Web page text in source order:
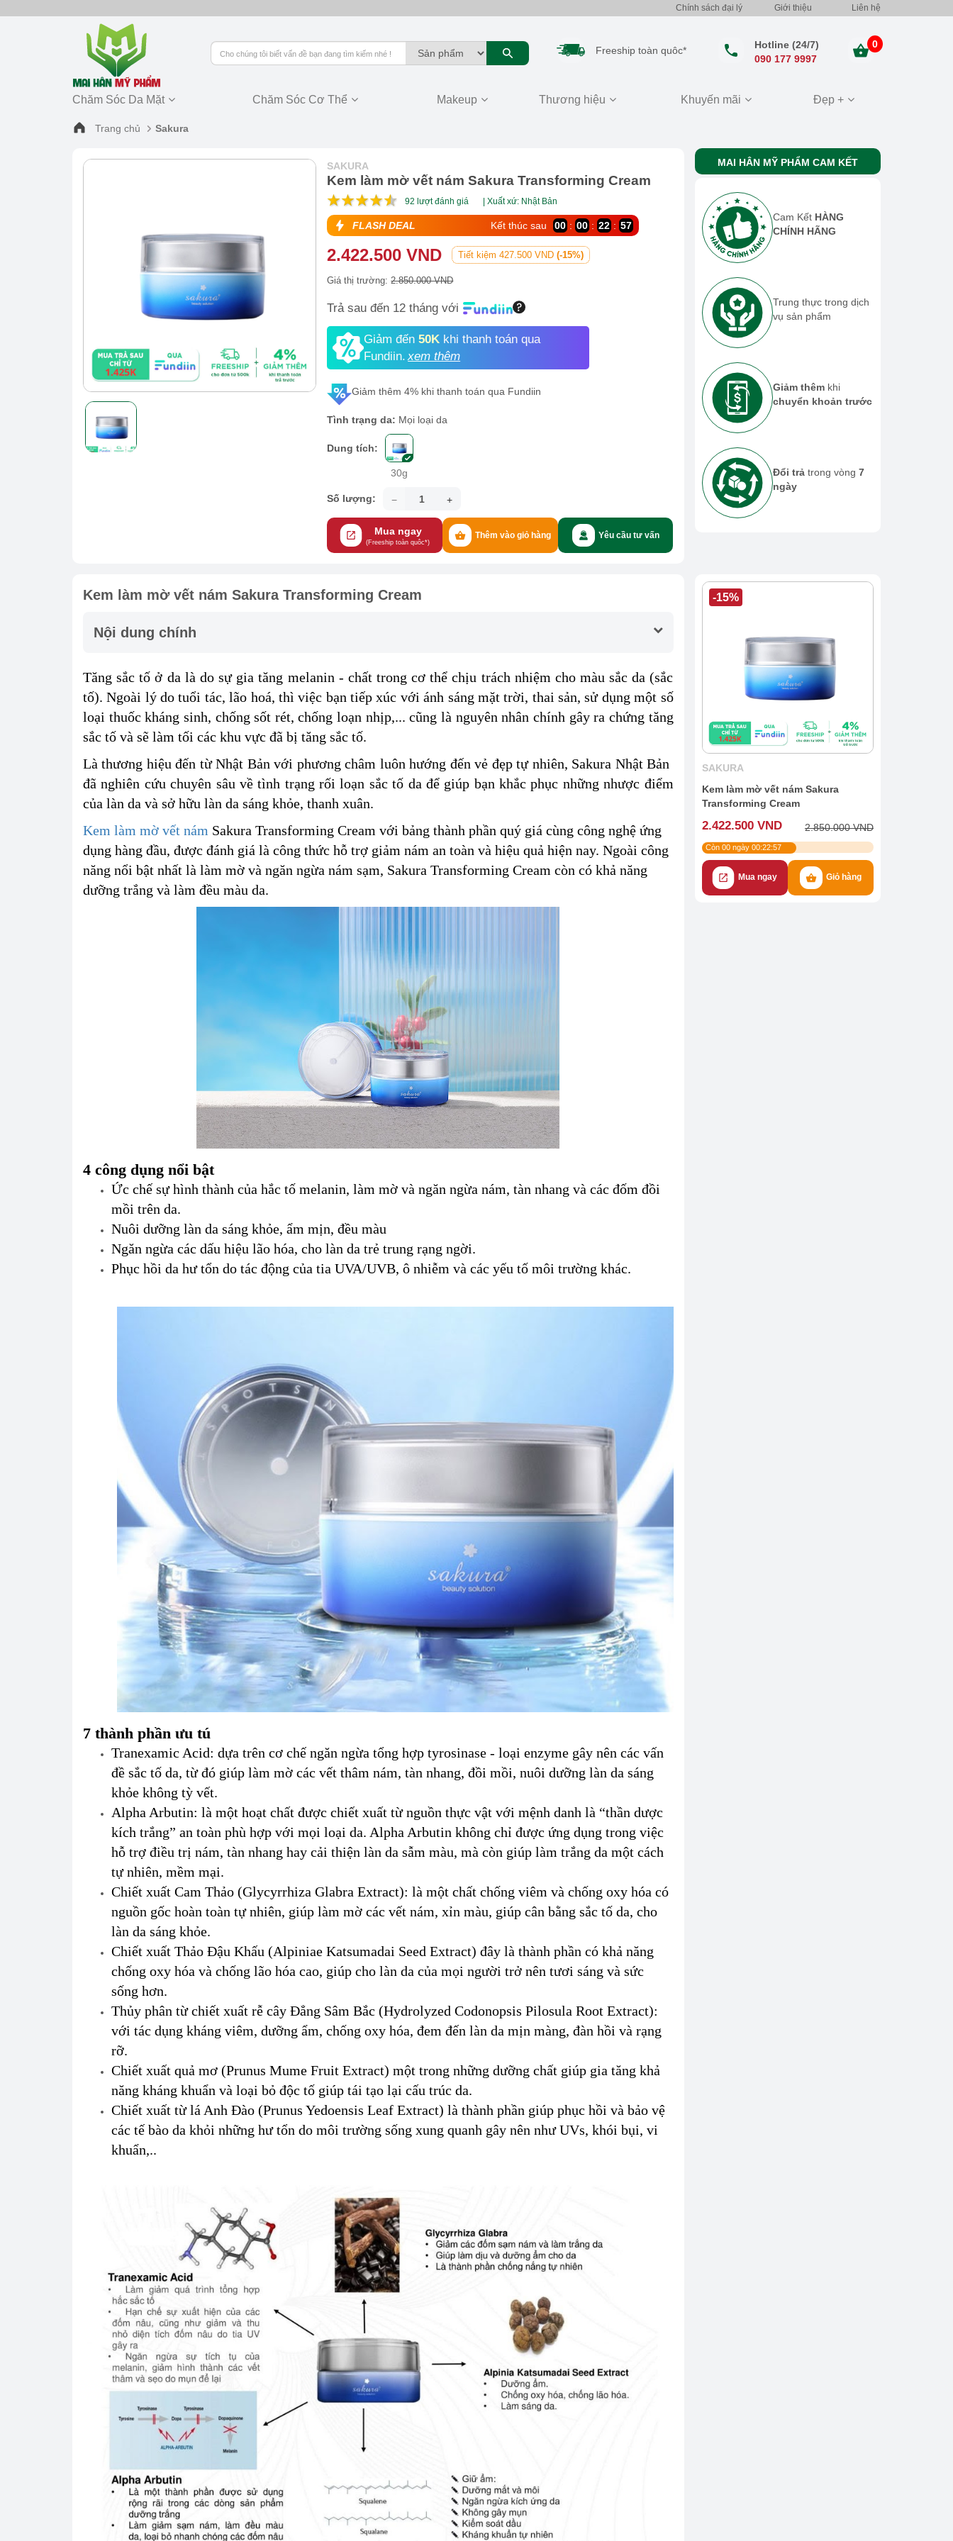
Chính sách đại lý Giới thiệu Liên hệ
Freeship toàn quôc*
Hotline (24/7)
090 177 9997
0
Chăm Sóc Da Mặt Chăm Sóc Cơ Thể Makeup Thương hiệu Khuyến mãi Đẹp +
Trang chủ Sakura
SAKURA
Kem làm mờ vết nám Sakura Transforming Cream
92 lượt đánh giá | Xuất xứ: Nhật Bản
FLASH DEAL Kết thúc sau 00 : 00 : 22 : 55
2.422.500 VND Tiết kiệm 427.500 VND(-15%)
Giá thị trường:2.850.000 VND
Trả sau đến 12 tháng với
Giảm đến 50K khi thanh toán qua
Fundiin. xem thêm
Giảm thêm 4% khi thanh toán qua Fundiin
Tình trạng da: Mọi loại da
Dung tích:
30g
Số lượng:
Mua ngay
(Freeship toàn quôc*)
Thêm vào giỏ hàng Yêu cầu tư vấn
MAI HÂN MỸ PHẨM CAM KẾT
Cam Kết HÀNG
CHÍNH HÃNG
Trung thực trong dịch
vụ sản phẩm
Giảm thêmkhi
chuyển khoản trước
Đổi trảtrong vòng 7
ngày
Kem làm mờ vết nám Sakura Transforming Cream
Nội dung chính
Tăng sắc tố ở da là do sự gia tăng melanin - chất trong cơ thể chịu trách nhiệm cho màu sắc da (sắc
tố). Ngoài lý do tuổi tác, lão hoá, thì việc bạn tiếp xúc với ánh sáng mặt trời, thai sản, sử dụng một số
loại thuốc kháng sinh, chống sốt rét, chống loạn nhịp,... cũng là nguyên nhân chính gây ra chứng tăng
sắc tố và sẽ làm tối các khu vực đã bị tăng sắc tố.
Là thương hiệu đến từ Nhật Bản với phương châm luôn hướng đến vẻ đẹp tự nhiên, Sakura Nhật Bản ​​
đã nghiên cứu chuyên sâu về tình trạng rối loạn sắc tố da để giúp bạn khắc phục những nhược điểm
của làn da và sở hữu làn da sáng khỏe, thanh xuân.
Kem làm mờ vết nám Sakura Transforming Cream với bảng thành phần quý giá cùng công nghệ ứng
dụng hàng đầu, được đánh giá là công thức hỗ trợ giảm nám an toàn và hiệu quả hiện nay. Ngoài công
năng nổi bật nhất là làm mờ và ngăn ngừa nám sạm, Sakura Transforming Cream còn có khả năng
dưỡng trắng và làm đều màu da.
4 công dụng nổi bật
Ức chế sự hình thành của hắc tố melanin, làm mờ và ngăn ngừa nám, tàn nhang và các đốm đồi
mồi trên da.
Nuôi dưỡng làn da sáng khỏe, ẩm mịn, đều màu
Ngăn ngừa các dấu hiệu lão hóa, cho làn da trẻ trung rạng ngời.
Phục hồi da hư tổn do tác động của tia UVA/UVB, ô nhiễm và các yếu tố môi trường khác.
7 thành phần ưu tú
Tranexamic Acid: dựa trên cơ chế ngăn ngừa tổng hợp tyrosinase - loại enzyme gây nên các vấn
đề sắc tố da, từ đó giúp làm mờ các vết thâm nám, tàn nhang, đồi mồi, nuôi dưỡng làn da sáng
khỏe không tỳ vết.
Alpha Arbutin: là một hoạt chất được chiết xuất từ nguồn thực vật với mệnh danh là “thần dược
kích trắng” an toàn phù hợp với mọi loại da. Alpha Arbutin không chỉ được ứng dụng trong việc
hỗ trợ điều trị nám, tàn nhang hay cải thiện làn da sẫm màu, mà còn giúp làm trắng da một cách
tự nhiên, mềm mại.
Chiết xuất Cam Thảo (Glycyrrhiza Glabra Extract): là một chất chống viêm và chống oxy hóa có
nguồn gốc hoàn toàn tự nhiên, giúp làm mờ các vết nám, xỉn màu, giúp cân bằng sắc tố da, cho
làn da sáng khỏe.
Chiết xuất Thảo Đậu Khấu (Alpiniae Katsumadai Seed Extract) đây là thành phần có khả năng
chống oxy hóa và chống lão hóa cao, ​​giúp cho làn da của mọi người trở nên tươi sáng và sức
sống hơn.
Thủy phân từ chiết xuất rễ cây Đẳng Sâm Bắc (Hydrolyzed Codonopsis Pilosula Root Extract): ​​
với tác dụng kháng viêm, dưỡng ẩm, chống oxy hóa, đem đến làn da mịn màng, đàn hồi và rạng
rỡ.
Chiết xuất quả mơ (Prunus Mume Fruit Extract) một trong những dưỡng chất giúp gia tăng khả
năng kháng khuẩn và loại bỏ độc tố giúp tái tạo lại cấu trúc da.
Chiết xuất từ lá Anh Đào (Prunus Yedoensis Leaf Extract) là thành phần giúp phục hồi và bảo vệ
các tế bào da khỏi những hư tổn do môi trường sống xung quanh gây nên như UVs, khói bụi, vi
khuẩn,..
-15%
SAKURA
Kem làm mờ vết nám Sakura
Transforming Cream
2.422.500 VND 2.850.000 VND
Còn 00ngày 00:22:55
Mua ngay Giỏ hàng